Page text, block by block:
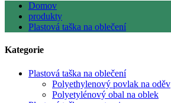
Domov
produkty
Plastová taška na oblečení
Kategorie
Plastová taška na oblečení
Polyethylenový povlak na oděv
Polyetylénový obal na oblek